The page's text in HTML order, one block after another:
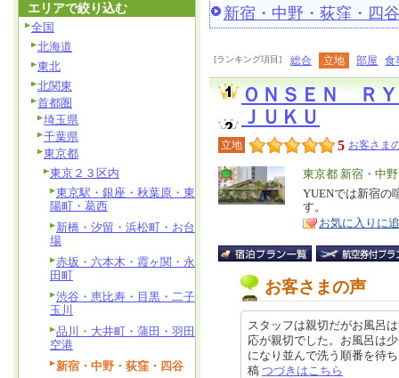
新宿・中野・荻窪・四谷
[ランキング項目] 総合 立地 部屋 食
ＯＮＳＥＮ Ｒ
ＪＵＫＵ
立地 5 お客さま
エ
リ
ア
東京都 新宿・中
特
徴
YUENでは新宿の
す。
お気に入りに
お客さまの声
スタッフは親切だがお風呂
応が親切でした。お風呂は
になり並んで洗う順番を待
稿 つづきはこちら
エリアで絞り込む
全国
北海道
東北
北関東
首都圏
埼玉県
千葉県
東京都
東京２３区内
東京駅・銀座・秋葉原・東
陽町・葛西
新橋・汐留・浜松町・お台
場
赤坂・六本木・霞ヶ関・永
田町
渋谷・恵比寿・目黒・二子
玉川
品川・大井町・蒲田・羽田
空港
新宿・中野・荻窪・四谷